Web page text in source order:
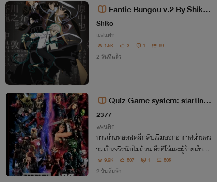
Fanfic Bungou v.2 By Shiko
Akaki
Shiko
แฟนฟิก
1.5K 3 1 99
2 วันที่แล้ว
Quiz Game system: starting
from Marvel Universe [นิยายแปล]
2377
แฟนฟิก
การถ่ายทอดสดลึกลับเริ่มออกอากาศผ่านคว
ามเป็นจริงนับไม่ถ้วน ดึงฮีโร่และผู้ร้ายเข้าสู่เ
กมตอบคำถามสุดอันตราย ทุกคำถามมีพลัง
ที่จะเปลี่ยนโชคชะตาได้ คำถามแรกดูเหมือนจ
9.9K 507 1 505
2 วันที่แล้ว